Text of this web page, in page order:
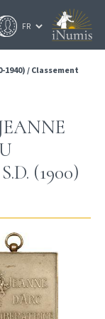
1940)/ Classement
(1900)